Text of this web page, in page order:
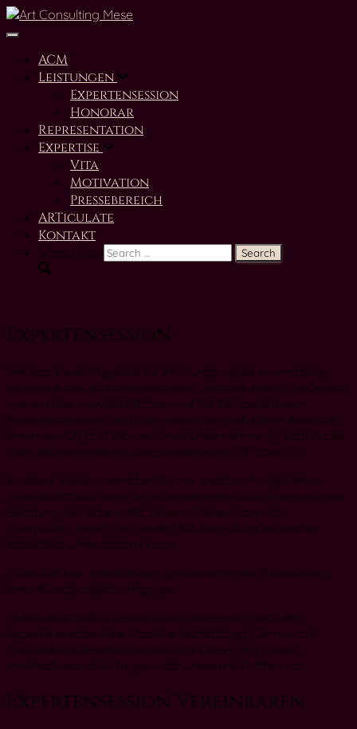
Toggle Navigation
ACM
Leistungen
Expertensession
Honorar
Representation
Expertise
Vita
Motivation
Pressebereich
ARTiculate
Kontakt
Search for:
Expertensession
Um das beste Ergebnis für Ihr Kunstprojekt zu erreichen,
lernen wir uns erstmals persönlich kennen. Hierzu treffen wir
uns zu einer unverbindlichen und für Sie kostenlosen
Expertensession. Sie dürfen auswählen, ob diese direkt bei
Ihnen vor Ort (z.B. Räume Ihres Unternehmens) statt findet,
oder lieber virtuell via Videokonferenz (z.B. Zoom).
In dieser Session verraten Sie mir welches Projekt Ihnen
vorschwebt und was Sie sich in diesem Kontext von meiner
Beratung wünschen. Mit diesem Wissen kann ich
überprüfen, ob ich Sie bei der Erfüllung Ihrer Wünsche
tatsächlich unterstützen kann.
Ist ihr Ziel klar, schreiten wir gemeinsam der Realisierung
Ihres Kunstprojekts entgegen.
Selbstverständlich bekommen Sie von mir nach der
Expertensession eine Kosteneinschätzung. Gern auch
schriftlich als Kostenvoranschlag. Dieser liegt Ihnen
innerhalb von drei Tagen nach unserem Treffen vor.
Expertensession Vereinbaren